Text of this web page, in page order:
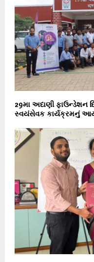
29મા અદાણી ફાઉન્ડેશન
સ્વયંસેવક કાર્યક્રમનું